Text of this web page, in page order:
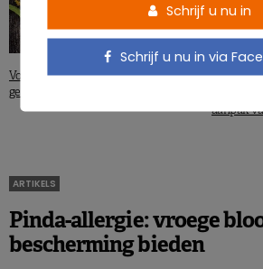
Voedingssupplementen en
gewichtsverlies. Veilig? Efficiënt?
aanpak
ARTIKELS
Pinda-allergie: vroege
bescherming bieden
Schrijf u nu in
Schrijf u nu in via